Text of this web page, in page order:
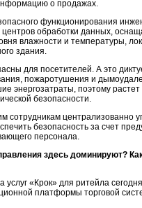
о продажах.
функционирования
обработки данных,
влажности и температуры,
здания.
для посетителей. А это
пожаротушения и
энергозатраты, поэтому
безопасности.
сотрудникам централизованно
безопасность за счет
персонала.
здесь доминируют?
«Крок» для ритейла
платформы торговой